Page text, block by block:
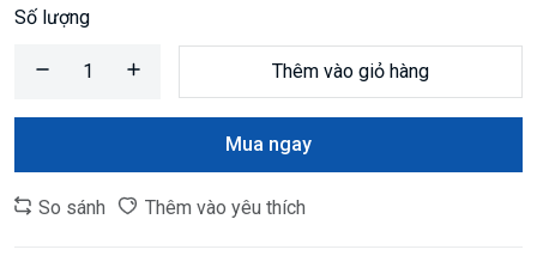
Số lượng
Thêm vào giỏ hàng
Mua ngay
So sánh Thêm vào yêu thích